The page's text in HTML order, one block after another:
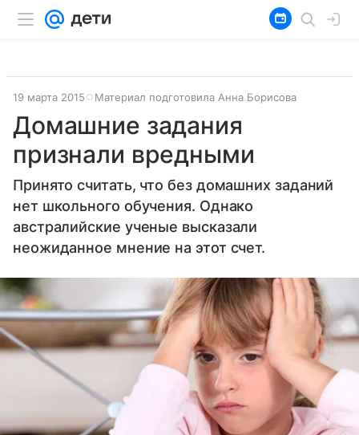
19 марта 2015 Материал подготовила Анна Борисова
Домашние задания
признали вредными
Принято считать, что без домашних заданий
нет школьного обучения. Однако
австралийские ученые высказали
неожиданное мнение на этот счет.